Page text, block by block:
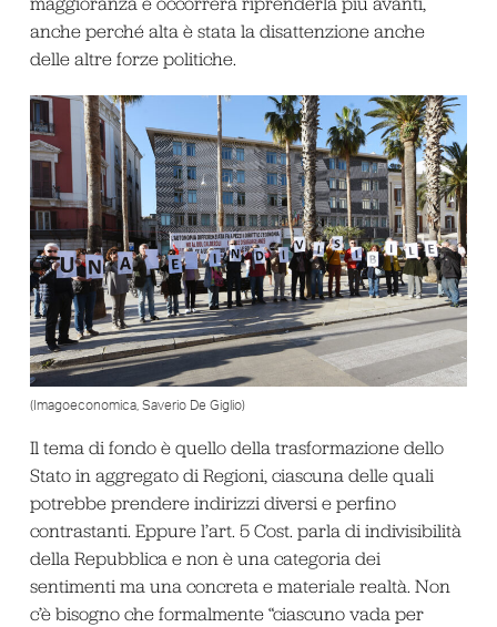
anche perché alta è stata la disattenzione anche
delle altre forze politiche.
(Imagoeconomica, Saverio De Giglio)
Il tema di fondo è quello della trasformazione dello
Stato in aggregato di Regioni, ciascuna delle quali
potrebbe prendere indirizzi diversi e perfino
contrastanti. Eppure l’art. 5 Cost. parla di indivisibilità
della Repubblica e non è una categoria dei
sentimenti ma una concreta e materiale realtà. Non
c’è bisogno che formalmente “ciascuno vada per